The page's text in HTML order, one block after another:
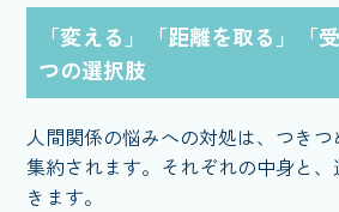
「変える」「距離を取る」「
つの選択肢
人間関係の悩みへの対処は、つき
集約されます。それぞれの中身と
きます。